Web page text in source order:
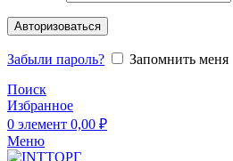
Авторизоваться
Забыли пароль?
Запомнить меня
Поиск
Избранное
0 элемент 0,00 ₽
Меню